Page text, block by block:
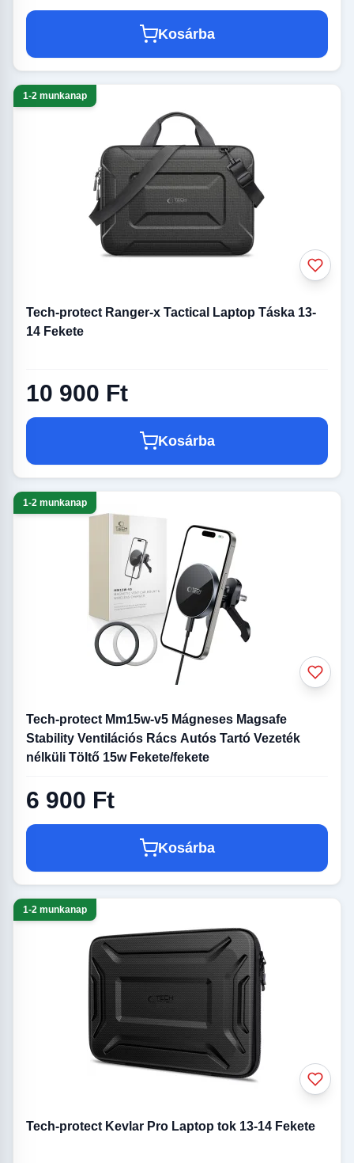
Kosárba
1-2 munkanap
Tech-protect Ranger-x Tactical Laptop Táska 13-
14 Fekete
10 900 Ft
Kosárba
1-2 munkanap
Tech-protect Mm15w-v5 Mágneses Magsafe
Stability Ventilációs Rács Autós Tartó Vezeték
nélküli Töltő 15w Fekete/fekete
6 900 Ft
Kosárba
1-2 munkanap
Tech-protect Kevlar Pro Laptop tok 13-14 Fekete